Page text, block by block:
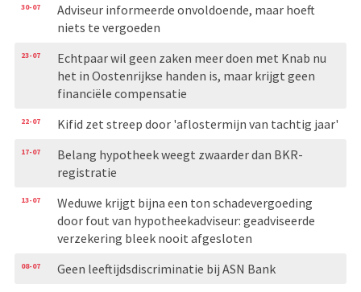
30-07
Adviseur informeerde onvoldoende, maar hoeft
niets te vergoeden
23-07
Echtpaar wil geen zaken meer doen met Knab nu
het in Oostenrijkse handen is, maar krijgt geen
financiële compensatie
22-07 Kifid zet streep door 'aflostermijn van tachtig jaar'
17-07
Belang hypotheek weegt zwaarder dan BKR-
registratie
13-07
Weduwe krijgt bijna een ton schadevergoeding
door fout van hypotheekadviseur: geadviseerde
verzekering bleek nooit afgesloten
08-07 Geen leeftijdsdiscriminatie bij ASN Bank